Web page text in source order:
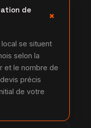
de
+
se situent
selon la
et le nombre de
précis
de votre